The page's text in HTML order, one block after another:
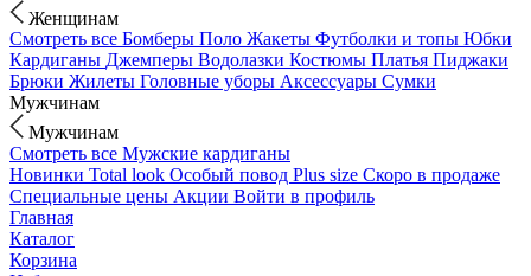
Женщинам
Смотреть все Бомберы Поло Жакеты Футболки и топы Юбки
Кардиганы Джемперы Водолазки Костюмы Платья Пиджаки
Брюки Жилеты Головные уборы Аксессуары Сумки
Мужчинам
Мужчинам
Смотреть все Мужские кардиганы
Новинки Total look Особый повод Plus size Скоро в продаже
Специальные цены Акции Войти в профиль
Главная
Каталог
Корзина